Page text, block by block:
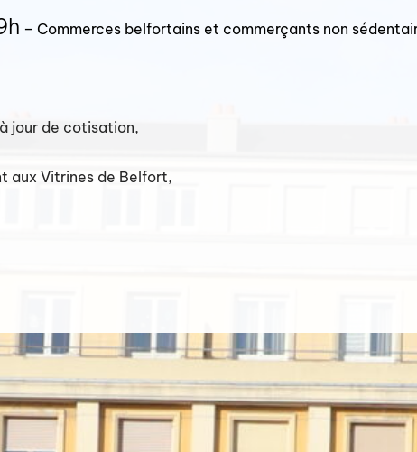
Atelier découpage de Citrouilles
– Commerces belfortains et commerçants non
jour de cotisation,
aux Vitrines de Belfort,